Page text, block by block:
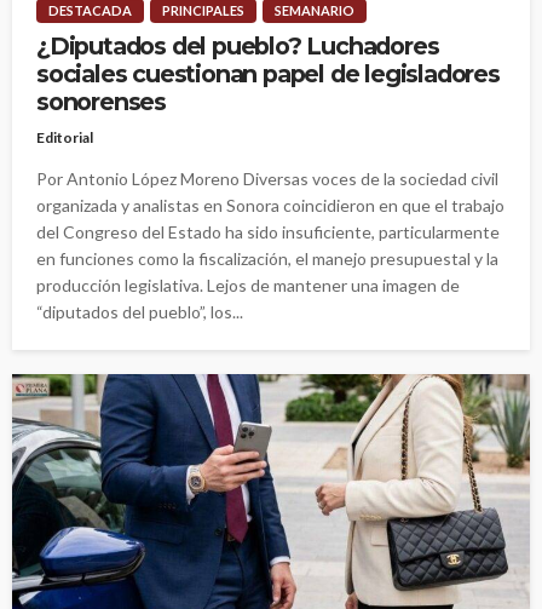
DESTACADA PRINCIPALES SEMANARIO
¿Diputados del pueblo? Luchadores
sociales cuestionan papel de legisladores
sonorenses
Editorial
Por Antonio López Moreno Diversas voces de la sociedad civil
organizada y analistas en Sonora coincidieron en que el trabajo
del Congreso del Estado ha sido insuficiente, particularmente
en funciones como la fiscalización, el manejo presupuestal y la
producción legislativa. Lejos de mantener una imagen de
“diputados del pueblo”, los...